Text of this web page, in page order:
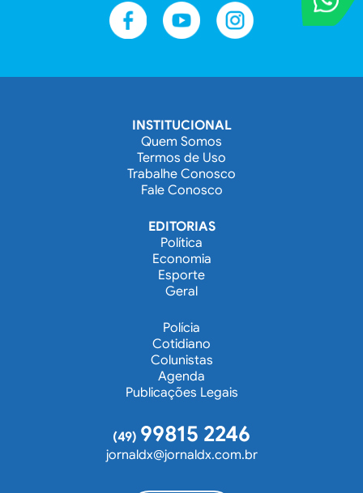
Entre em
INSTITUCIONAL
Quem Somos
Termos de Uso
Trabalhe Conosco
Fale Conosco
EDITORIAS
Política
Economia
Esporte
Geral
Polícia
Cotidiano
Colunistas
Agenda
Publicações Legais
(49) 99815 2246
jornaldx@jornaldx.com.br